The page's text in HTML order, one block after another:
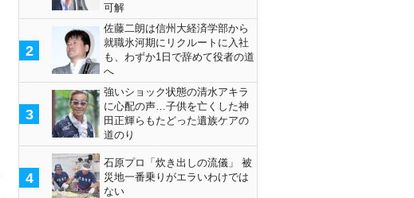
可解
2
佐藤二朗は信州大経済学部から
就職氷河期にリクルートに入社
も、わずか1日で辞めて役者の道
へ
3
強いショック状態の清水アキラ
に心配の声…子供を亡くした神
田正輝らもたどった遺族ケアの
道のり
4
石原プロ「炊き出しの流儀」 被
災地一番乗りがエラいわけでは
ない